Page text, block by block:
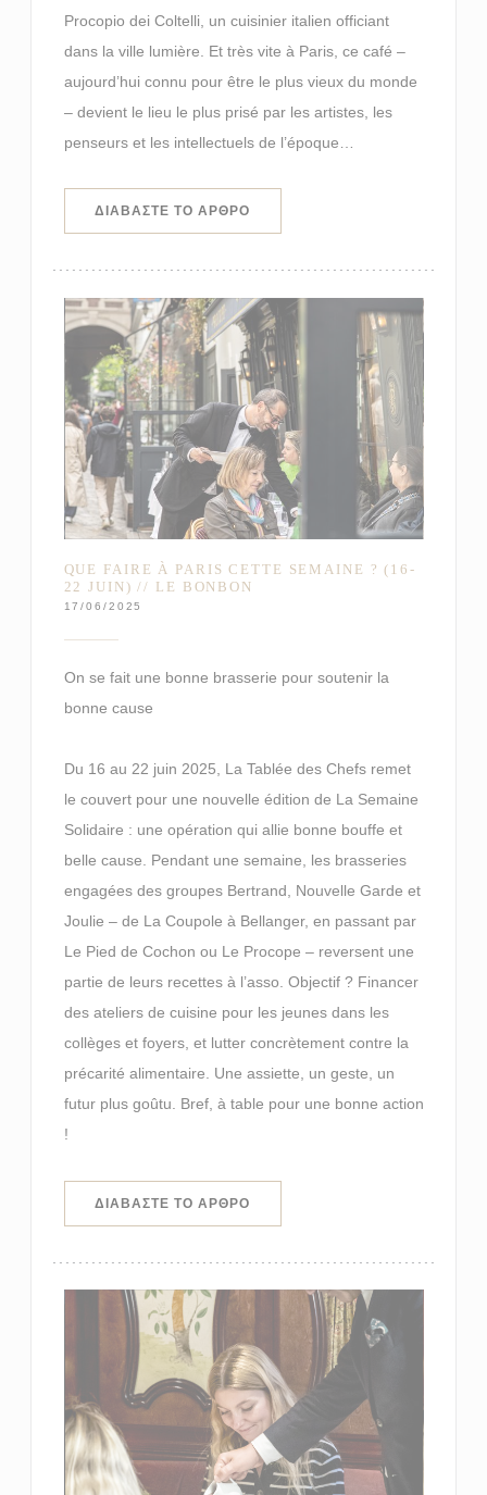
Procopio dei Coltelli, un cuisinier italien officiant
dans la ville lumière. Et très vite à Paris, ce café –
aujourd’hui connu pour être le plus vieux du monde
– devient le lieu le plus prisé par les artistes, les
penseurs et les intellectuels de l’époque…
ΔΙΑΒΆΣΤΕ ΤΟ ΆΡΘΡΟ
QUE FAIRE À PARIS CETTE SEMAINE ? (16-
22 JUIN) // LE BONBON
17/06/2025
On se fait une bonne brasserie pour soutenir la
bonne cause
Du 16 au 22 juin 2025, La Tablée des Chefs remet
le couvert pour une nouvelle édition de La Semaine
Solidaire : une opération qui allie bonne bouffe et
belle cause. Pendant une semaine, les brasseries
engagées des groupes Bertrand, Nouvelle Garde et
Joulie – de La Coupole à Bellanger, en passant par
Le Pied de Cochon ou Le Procope – reversent une
partie de leurs recettes à l’asso. Objectif ? Financer
des ateliers de cuisine pour les jeunes dans les
collèges et foyers, et lutter concrètement contre la
précarité alimentaire. Une assiette, un geste, un
futur plus goûtu. Bref, à table pour une bonne action
!
ΔΙΑΒΆΣΤΕ ΤΟ ΆΡΘΡΟ